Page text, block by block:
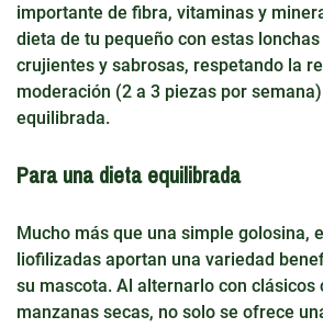
importante de fibra, vitaminas y
dieta de tu pequeño con estas
crujientes y sabrosas, respetando la
moderación (2 a 3 piezas por
equilibrada.
Para una dieta equilibrada
Mucho más que una simple golosina,
liofilizadas aportan una variedad
su mascota. Al alternarlo con clásicos
manzanas secas, no solo se ofrece